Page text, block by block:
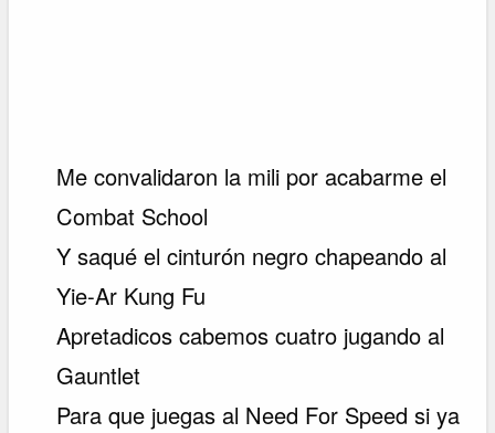
Me convalidaron la mili por acabarme el
Combat School
Y saqué el cinturón negro chapeando al
Yie-Ar Kung Fu
Apretadicos cabemos cuatro jugando al
Gauntlet
Para que juegas al Need For Speed si ya